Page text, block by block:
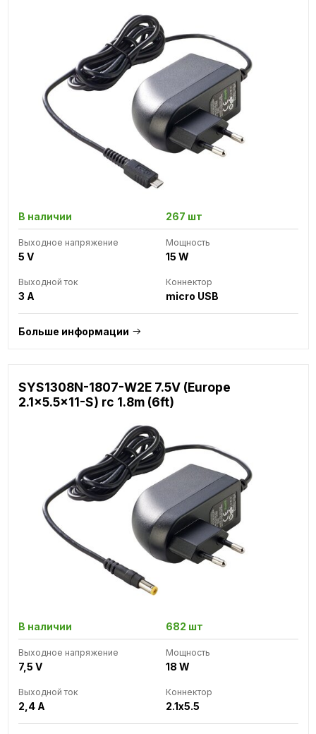
В наличии 267 шт
Выходное напряжение
5 V
Мощность
15 W
Выходной ток
3 A
Коннектор
micro USB
Больше информации
SYS1308N-1807-W2E 7.5V (Europe
2.1x5.5x11-S) rc 1.8m (6ft)
В наличии 682 шт
Выходное напряжение
7,5 V
Мощность
18 W
Выходной ток
2,4 A
Коннектор
2.1x5.5